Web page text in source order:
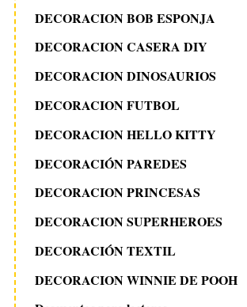
DECORACION BOB ESPONJA
DECORACION CASERA DIY
DECORACION DINOSAURIOS
DECORACION FUTBOL
DECORACION HELLO KITTY
DECORACIÓN PAREDES
DECORACION PRINCESAS
DECORACION SUPERHEROES
DECORACIÓN TEXTIL
DECORACION WINNIE DE POOH